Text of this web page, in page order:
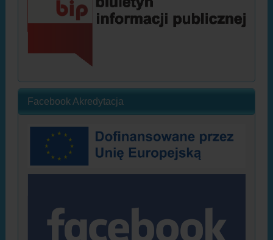
Facebook Akredytacja